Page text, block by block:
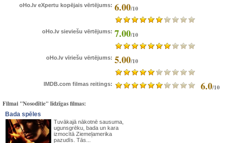
oHo.lv eXpertu kopējais vērtējums: 6.00/10
oHo.lv sieviešu vērtējums: 7.00/10
oHo.lv vīriešu vērtējums: 5.00/10
IMDB.com filmas reitings: 6.0/10
Filmai "Nosodītie" līdzīgas filmas:
Bada spēles
Tuvākajā nākotnē sausuma,
ugunsgrēku, bada un kara
izmocītā Ziemeļamerika
pazudīs. Tās...